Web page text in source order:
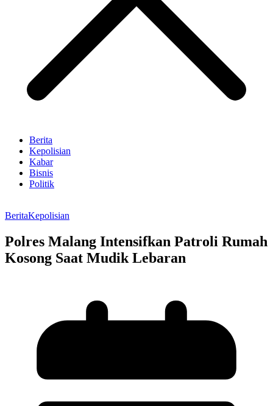
Berita
Kepolisian
Kabar
Bisnis
Politik
BeritaKepolisian
Polres Malang Intensifkan Patroli Rumah
Kosong Saat Mudik Lebaran